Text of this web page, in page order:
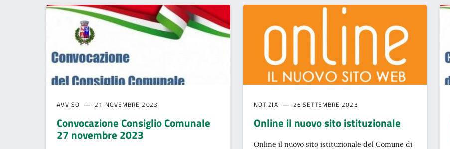
AVVISO 21 NOVEMBRE 2023
Convocazione Consiglio Comunale
27 novembre 2023
NOTIZIA 26 SETTEMBRE 2023
Online il nuovo sito istituzionale
Online il nuovo sito istituzionale del Comune di